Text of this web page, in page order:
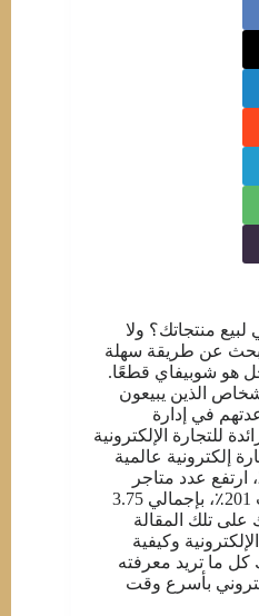
منتجاتك؟ ولا
عن طريقة سهلة
هو شوبيفاي قطعًا.
الذين يبيعون
في إدارة
للتجارة الإلكترونية
إلكترونية عالمية
متنامية. اعتبارًا من عام 2022، ارتفع عدد متاجر
شوبيفاي النشطة بنسبة بلغت 201٪، بإجمالي 3.75
تلك المقالة
وكيفية
كل ما تريد معرفته
بأسرع وقت